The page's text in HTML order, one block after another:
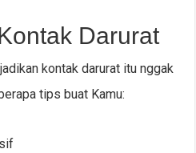
Darurat
kontak darurat itu nggak
tips buat Kamu: